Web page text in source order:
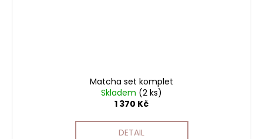
Matcha set komplet
Skladem (2 ks)
1 370 Kč
DETAIL